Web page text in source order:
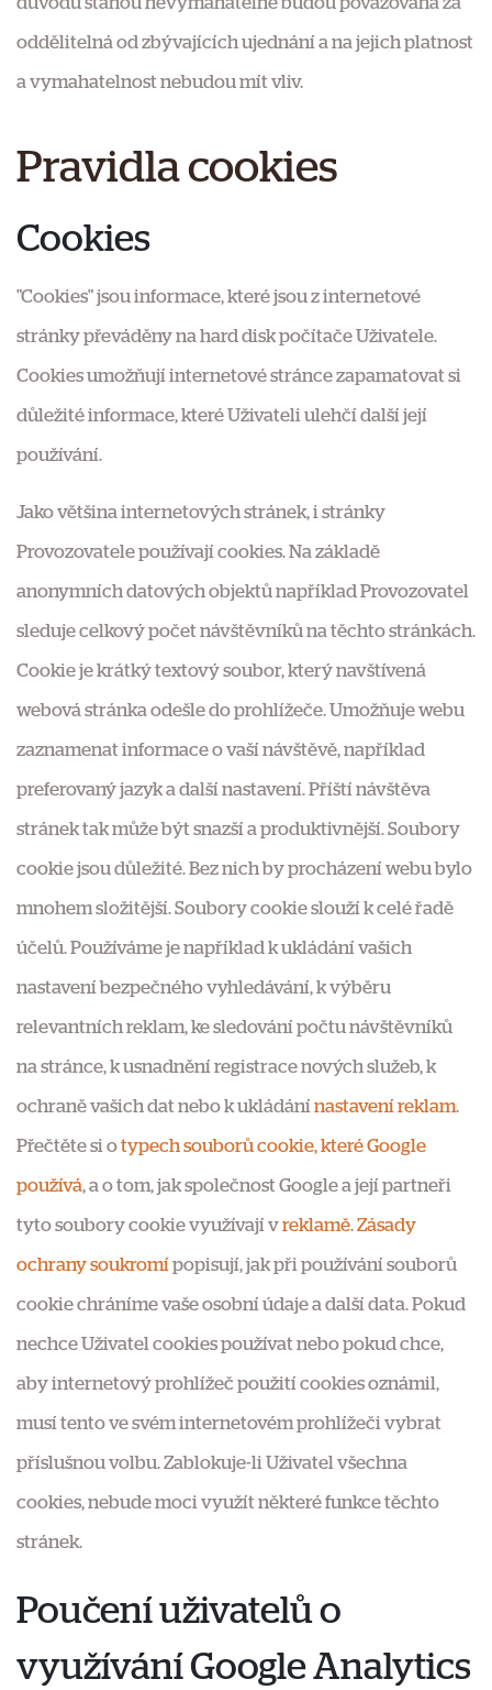
oddělitelná od zbývajících ujednání a na jejich platnost
a vymahatelnost nebudou mít vliv.
Pravidla cookies
Cookies
"Cookies" jsou informace, které jsou z internetové
stránky převáděny na hard disk počítače Uživatele.
Cookies umožňují internetové stránce zapamatovat si
důležité informace, které Uživateli ulehčí další její
používání.
Jako většina internetových stránek, i stránky
Provozovatele používají cookies. Na základě
anonymních datových objektů například Provozovatel
sleduje celkový počet návštěvníků na těchto stránkách.
Cookie je krátký textový soubor, který navštívená
webová stránka odešle do prohlížeče. Umožňuje webu
zaznamenat informace o vaší návštěvě, například
preferovaný jazyk a další nastavení. Příští návštěva
stránek tak může být snazší a produktivnější. Soubory
cookie jsou důležité. Bez nich by procházení webu bylo
mnohem složitější. Soubory cookie slouží k celé řadě
účelů. Používáme je například k ukládání vašich
nastavení bezpečného vyhledávání, k výběru
relevantních reklam, ke sledování počtu návštěvníků
na stránce, k usnadnění registrace nových služeb, k
ochraně vašich dat nebo k ukládání nastavení reklam.
Přečtěte si otypech souborů cookie, které Google
používá, a o tom, jak společnost Google a její partneři
tyto soubory cookie využívají vreklamě.Zásady
ochrany soukromí popisují, jak při používání souborů
cookie chráníme vaše osobní údaje a další data. Pokud
nechce Uživatel cookies používat nebo pokud chce,
aby internetový prohlížeč použití cookies oznámil,
musí tento ve svém internetovém prohlížeči vybrat
příslušnou volbu. Zablokuje-li Uživatel všechna
cookies, nebude moci využít některé funkce těchto
stránek.
Poučení uživatelů o
využívání Google Analytics